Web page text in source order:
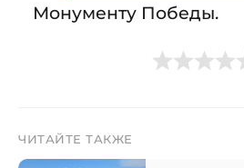
Монументу Победы.
ЧИТАЙТЕ ТАКЖЕ